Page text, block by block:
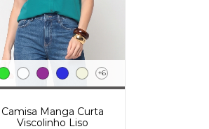
+6
Camisa Manga Curta
Viscolinho Liso